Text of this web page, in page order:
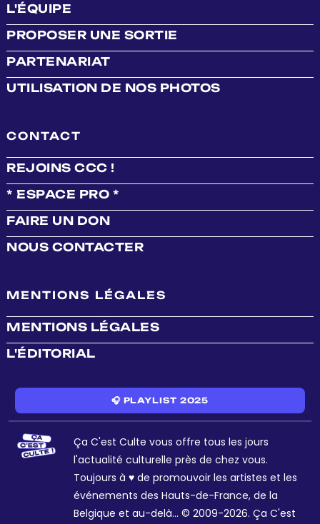
L'ÉQUIPE
PROPOSER UNE SORTIE
PARTENARIAT
UTILISATION DE NOS PHOTOS
CONTACT
REJOINS CCC !
* ESPACE PRO *
FAIRE UN DON
NOUS CONTACTER
MENTIONS LÉGALES
MENTIONS LÉGALES
L'ÉDITORIAL
🎧 PLAYLIST 2025
Ça C'est Culte vous offre tous les jours
l'actualité culturelle près de chez vous.
Toujours à ♥ de promouvoir les artistes et les
événements des Hauts-de-France, de la
Belgique et au-delà... © 2009-2026. Ça C'est